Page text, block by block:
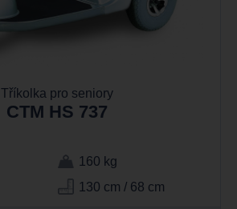
Tříkolka pro seniory
CTM HS 737
160 kg
130 cm / 68 cm